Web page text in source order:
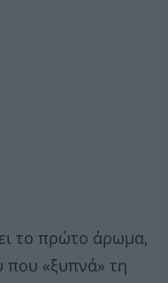
το πρώτο άρωμα,
που «ξυπνά» τη